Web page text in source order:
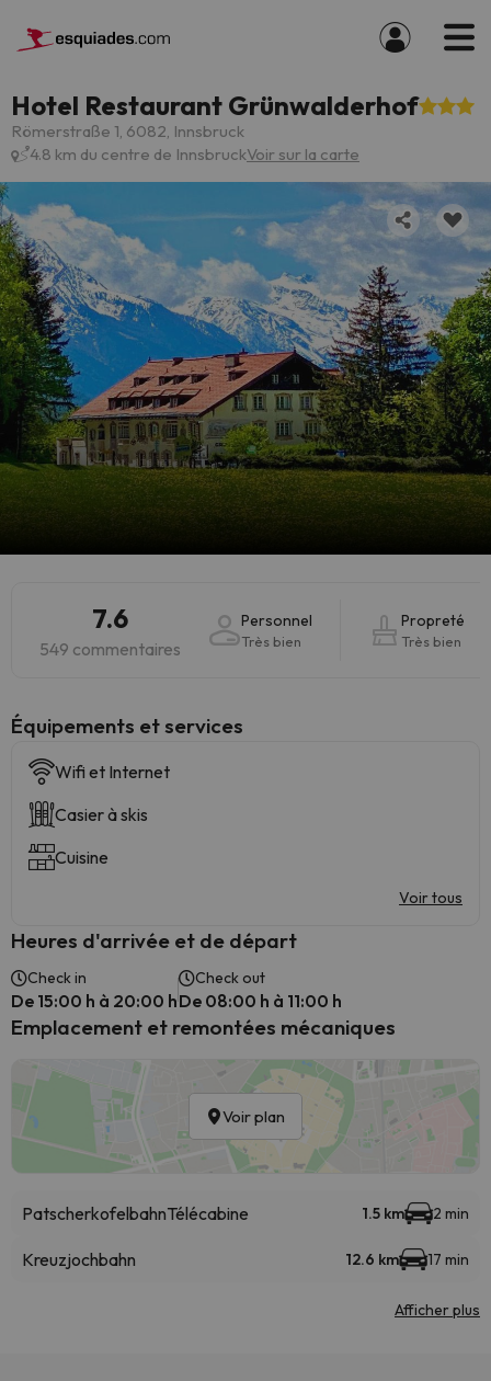
Hotel Restaurant Grünwalderhof
Römerstraße 1, 6082, Innsbruck
4.8 km du centre de InnsbruckVoir sur la carte
7.6
549 commentaires
Personnel
Très bien
Propreté
Très bien
​Équipements et services
Wifi et Internet
Casier à skis
Cuisine
Voir tous
Heures d'arrivée et de départ
Check in
De 15:00 h à 20:00 h
Check out
De 08:00 h à 11:00 h
Emplacement et remontées mécaniques
Voir plan
PatscherkofelbahnTélécabine 1.5 km 2 min
Kreuzjochbahn 12.6 km 17 min
Afficher plus